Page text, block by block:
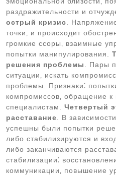
раздражительности и
острый кризис .
точки‚ и происходит
громкие ссоры‚ взаимные
попытки манипулирования.
решения проблемы
. Пары
ситуации‚ искать
проблемы. Признаки⁚
компромиссов‚ обращение к
специалистам. Четвертый
расставание . В
успешны были попытки
либо стабилизируются и
либо заканчиваются
стабилизации⁚
коммуникации‚ повышение